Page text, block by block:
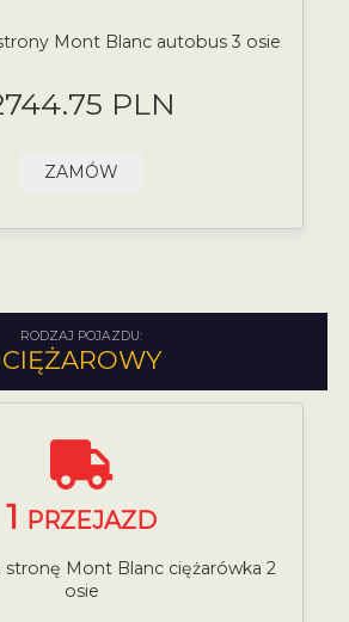
Mont Blanc autobus 3 osie
PLN
ZAMÓW
RODZAJ POJAZDU:
CIĘŻAROWY
1 PRZEJAZD
stronę Mont Blanc ciężarówka 2
osie